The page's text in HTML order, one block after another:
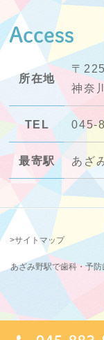
Access
所在地
〒
神奈
TEL 045-
最寄駅 あざ
>サイトマップ
あざみ野駅で歯科・予